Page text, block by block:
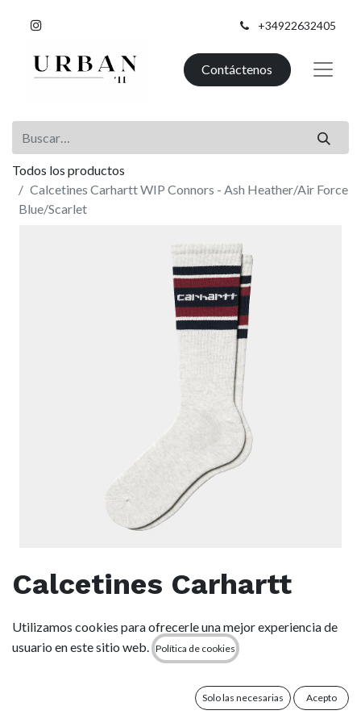
+34922632405
Contáctenos
Todos los productos
Calcetines Carhartt WIP Connors - Ash Heather/Air Force
Blue/Scarlet
Calcetines Carhartt
WIP Connors - Ash
Heather/Air Force
Utilizamos cookies para ofrecerle una mejor experiencia de
usuario en este sitio web.
Política de cookies
Solo las necesarias Acepto